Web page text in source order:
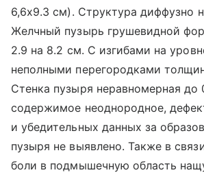
6,6х9.3 см). Структура диффузно
Желчный пузырь грушевидной
2.9 на 8.2 см. С изгибами на
неполными перегородками
Стенка пузыря неравномерная до
содержимое неоднородное,
и убедительных данных за
пузыря не выявлено. Также в
боли в подмышечную область